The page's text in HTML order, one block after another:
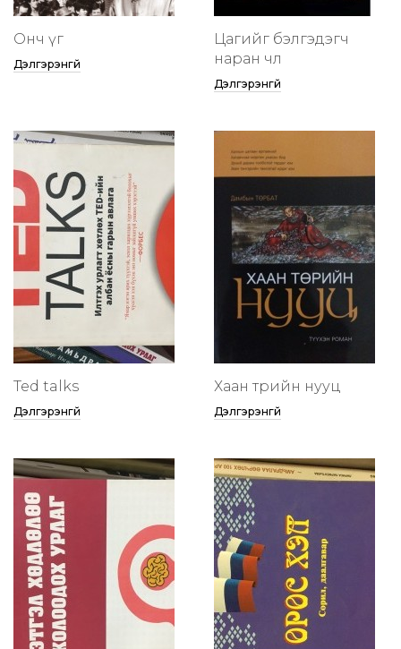
Онч үг
Дэлгэрэнгүй
Цагийг бэлгэдэгч
наран чөлөө
Дэлгэрэнгүй
Ted talks
Дэлгэрэнгүй
Хаан төрийн нууц
Дэлгэрэнгүй